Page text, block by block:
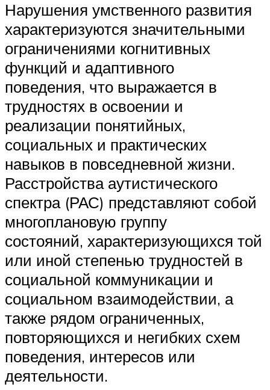
Нарушения умственного развития
характеризуются значительными
ограничениями когнитивных
функций и адаптивного
поведения, что выражается в
трудностях в освоении и
реализации понятийных,
социальных и практических
навыков в повседневной жизни.
Расстройства аутистического
спектра (РАС) представляют собой
многоплановую группу
состояний, характеризующихся той
или иной степенью трудностей в
социальной коммуникации и
социальном взаимодействии, а
также рядом ограниченных,
повторяющихся и негибких схем
поведения, интересов или
деятельности.